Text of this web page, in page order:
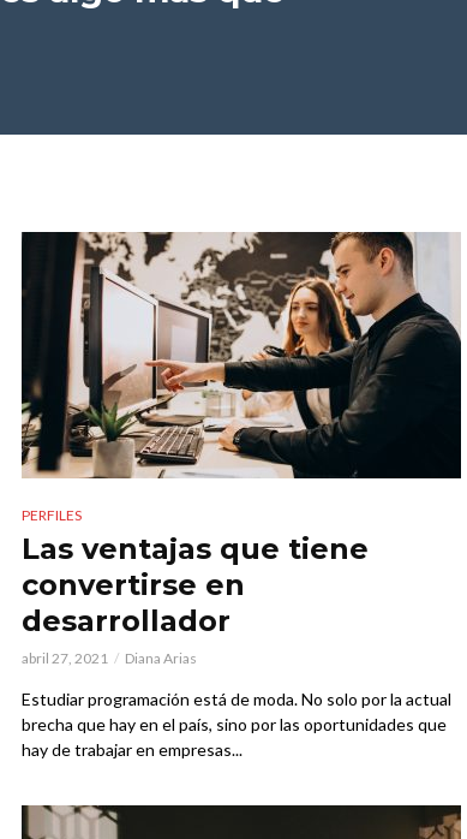
PERFILES
Las ventajas que tiene
convertirse en
desarrollador
abril 27, 2021 Diana Arias
Estudiar programación está de moda. No solo por la actual
brecha que hay en el país, sino por las oportunidades que
hay de trabajar en empresas...